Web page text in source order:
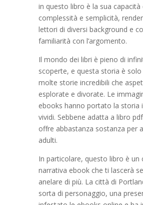
in questo libro è la sua capacità
complessità e semplicità,
lettori di diversi background e
familiarità con l’argomento.
Il mondo dei libri è pieno di
scoperte, e questa storia è
molte storie incredibili che
esplorate e divorate. Le
ebooks hanno portato la storia
vividi. Sebbene adatta a libro
offre abbastanza sostanza per
adulti.
In particolare, questo libro è un
narrativa ebook che ti lascerà
anelare di più. La città di
sorta di personaggio, una